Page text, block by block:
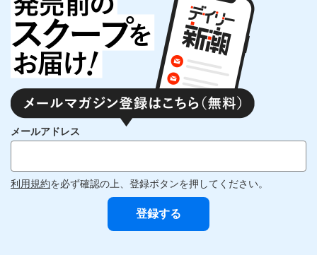
メールアドレス
利用規約を必ず確認の上、登録ボタンを押してください。